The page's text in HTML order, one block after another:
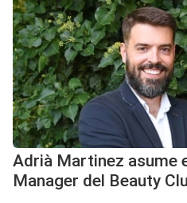
Adrià Martinez asume
Manager del Beauty